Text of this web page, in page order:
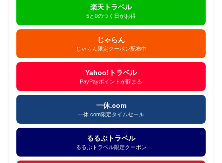
楽天トラベル
5と0のつく日がお得
じゃらん
じゃらん限定クーポン配布中
Yahoo!トラベル
PayPayポイントが貯まる
一休.com
一休.com限定タイムセール
るるぶトラベル
るるぶトラベル限定クーポン